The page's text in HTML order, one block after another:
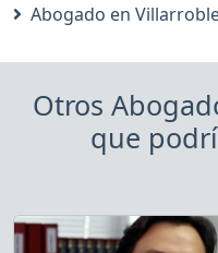
Abogado en
Otros
que